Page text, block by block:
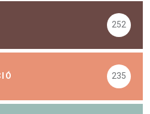
252
235